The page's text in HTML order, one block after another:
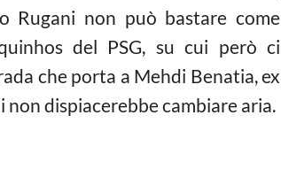
Rugani non può bastare come
del PSG, su cui però ci
che porta a Mehdi Benatia, ex
non dispiacerebbe cambiare aria.